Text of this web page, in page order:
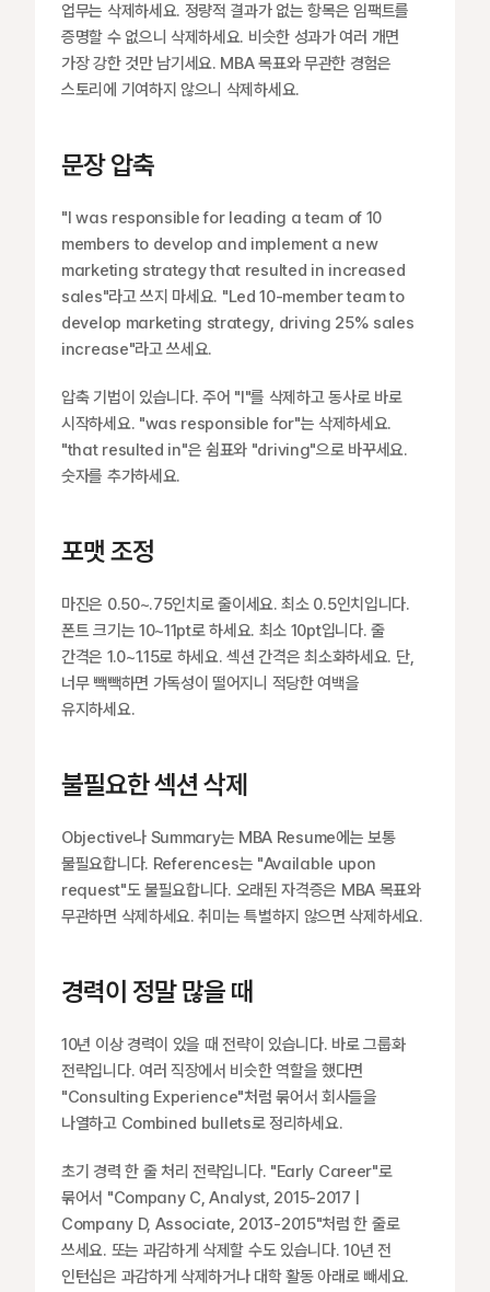
업무는 삭제하세요. 정량적 결과가 없는 항목은 임팩트를
증명할 수 없으니 삭제하세요. 비슷한 성과가 여러 개면
가장 강한 것만 남기세요. MBA 목표와 무관한 경험은
스토리에 기여하지 않으니 삭제하세요.
문장 압축
"I was responsible for leading a team of 10
members to develop and implement a new
marketing strategy that resulted in increased
sales"라고 쓰지 마세요. "Led 10-member team to
develop marketing strategy, driving 25% sales
increase"라고 쓰세요.
압축 기법이 있습니다. 주어 "I"를 삭제하고 동사로 바로
시작하세요. "was responsible for"는 삭제하세요.
"that resulted in"은 쉼표와 "driving"으로 바꾸세요.
숫자를 추가하세요.
포맷 조정
마진은 0.50~.75인치로 줄이세요. 최소 0.5인치입니다.
폰트 크기는 10~11pt로 하세요. 최소 10pt입니다. 줄
간격은 1.0~1.15로 하세요. 섹션 간격은 최소화하세요. 단,
너무 빽빽하면 가독성이 떨어지니 적당한 여백을
유지하세요.
불필요한 섹션 삭제
Objective나 Summary는 MBA Resume에는 보통
불필요합니다. References는 "Available upon
request"도 불필요합니다. 오래된 자격증은 MBA 목표와
무관하면 삭제하세요. 취미는 특별하지 않으면 삭제하세요.
경력이 정말 많을 때
10년 이상 경력이 있을 때 전략이 있습니다. 바로 그룹화
전략입니다. 여러 직장에서 비슷한 역할을 했다면
"Consulting Experience"처럼 묶어서 회사들을
나열하고 Combined bullets로 정리하세요.
초기 경력 한 줄 처리 전략입니다. "Early Career"로
묶어서 "Company C, Analyst, 2015-2017 |
Company D, Associate, 2013-2015"처럼 한 줄로
쓰세요. 또는 과감하게 삭제할 수도 있습니다. 10년 전
인턴십은 과감하게 삭제하거나 대학 활동 아래로 빼세요.